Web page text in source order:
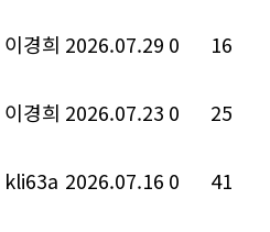
이경희 2026.07.29 0 16
이경희 2026.07.23 0 25
kli63a 2026.07.16 0 41